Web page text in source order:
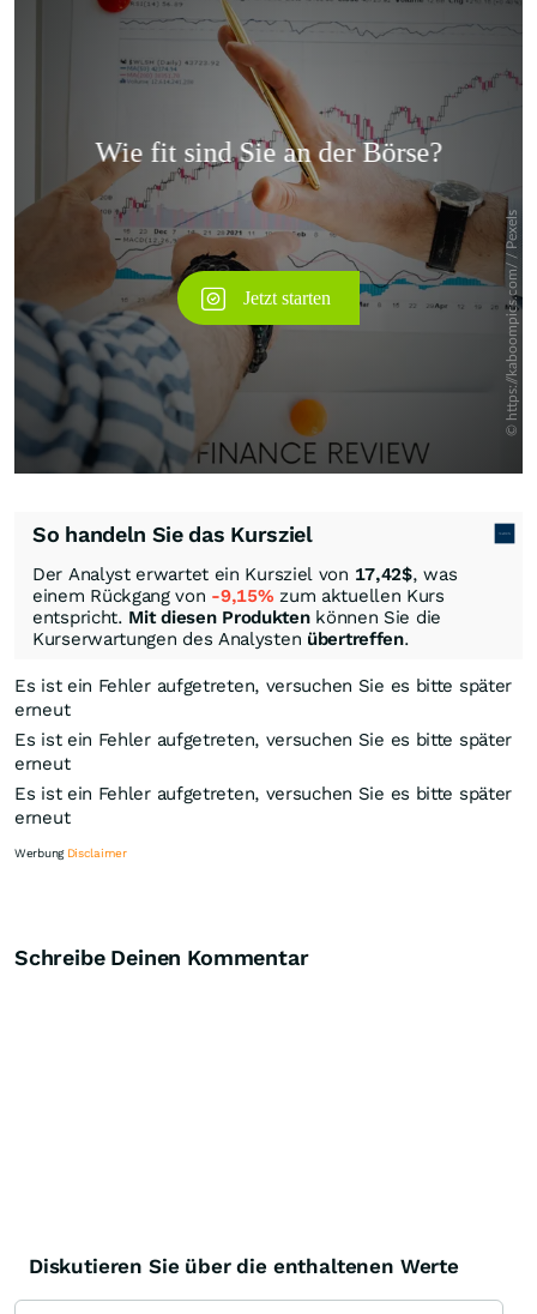
Überspringen
So handeln Sie das Kursziel
Der Analyst erwartet ein Kursziel von 17,42$, was
einem Rückgang von -9,15% zum aktuellen Kurs
entspricht. Mit diesen Produktenkönnen Sie die
Kurserwartungen des Analysten übertreffen.
Es ist ein Fehler aufgetreten, versuchen Sie es bitte später
erneut
Es ist ein Fehler aufgetreten, versuchen Sie es bitte später
erneut
Es ist ein Fehler aufgetreten, versuchen Sie es bitte später
erneut
Werbung Disclaimer
Schreibe Deinen Kommentar
Diskutieren Sie über die enthaltenen Werte